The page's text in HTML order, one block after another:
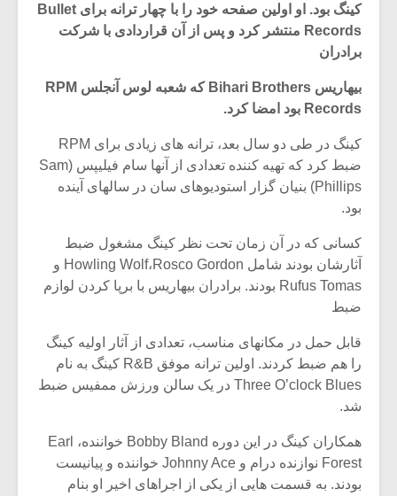
کینگ بود. او اولین صفحه خود را با چهار ترانه برای Bullet
Records منتشر کرد و پس از آن قراردادی با شرکت
برادران
بیهاریس Bihari Brothers که شعبه لوس آنجلس RPM
Records بود امضا کرد.
کینگ در طی دو سال بعد، ترانه های زیادی برای RPM
ضبط کرد که تهیه کننده تعدادی از آنها سام فیلیپس (Sam
Phillips) بنیان گزار استودیوهای سان در سالهای آینده
بود.
کسانی که در آن زمان تحت نظر کینگ مشغول ضبط
آثارشان بودند شامل Howling Wolf،Rosco Gordon و
Rufus Tomas بودند. برادران بیهاریس با برپا کردن لوازم
ضبط
قابل حمل در مکانهای مناسب، تعدادی از آثار اولیه کینگ
را هم ضبط کردند. اولین ترانه موفق R&B کینگ به نام
Three O’clock Blues در یک سالن ورزش ممفیس ضبط
شد.
همکاران کینگ در این دوره Bobby Bland خواننده، Earl
Forest نوازنده درام و Johnny Ace خواننده و پیانیست
بودند. به قسمت هایی از یکی از اجراهای اخیر او بنام
شیش و نیم»
اگر نمی توانی
موسیقی